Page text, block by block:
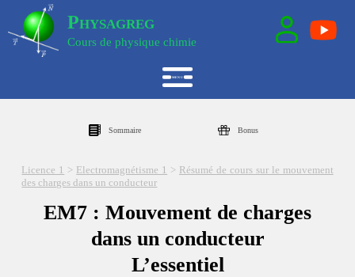
Physagreg
Cours de physique chimie
Sommaire Bonus
Licence 1 > Electromagnétisme 1 > Résumé de cours sur le mouvement
des charges dans un conducteur
EM7 : Mouvement de charges
dans un conducteur
L’essentiel